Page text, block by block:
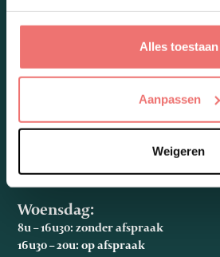
Alles toestaan
Aanpassen
Weigeren
Openingsuren
8u – 16u30: zonder afspraak
16u30u – 18u: op afspraak
Woensdag:
8u – 16u30: zonder afspraak
16u30 – 20u: op afspraak